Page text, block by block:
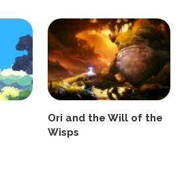
Ori and the Will of the
Wisps